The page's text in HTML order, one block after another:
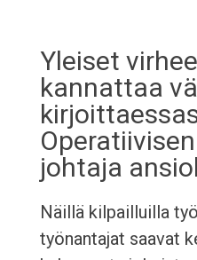
Yleiset
kannattaa
johtaja
Näillä kilpailluilla
työnantajat saavat